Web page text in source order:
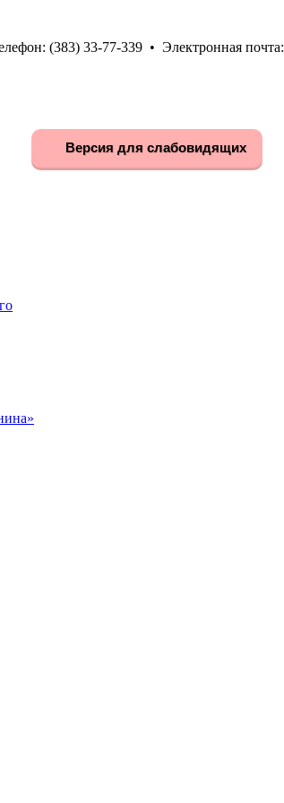
(383) 33-77-339 • Электронная почта:
Версия для слабовидящих